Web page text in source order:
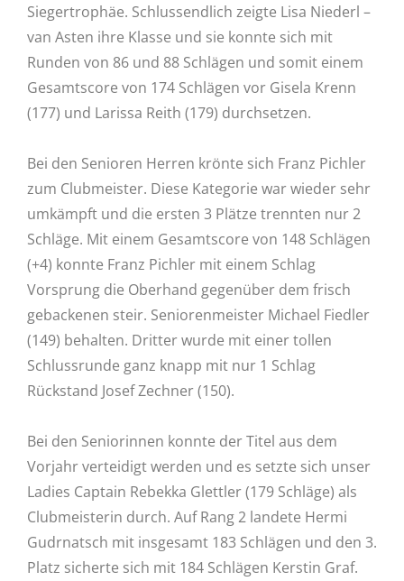
Siegertrophäe. Schlussendlich zeigte Lisa Niederl –
van Asten ihre Klasse und sie konnte sich mit
Runden von 86 und 88 Schlägen und somit einem
Gesamtscore von 174 Schlägen vor Gisela Krenn
(177) und Larissa Reith (179) durchsetzen.
Bei den Senioren Herren krönte sich Franz Pichler
zum Clubmeister. Diese Kategorie war wieder sehr
umkämpft und die ersten 3 Plätze trennten nur 2
Schläge. Mit einem Gesamtscore von 148 Schlägen
(+4) konnte Franz Pichler mit einem Schlag
Vorsprung die Oberhand gegenüber dem frisch
gebackenen steir. Seniorenmeister Michael Fiedler
(149) behalten. Dritter wurde mit einer tollen
Schlussrunde ganz knapp mit nur 1 Schlag
Rückstand Josef Zechner (150).
Bei den Seniorinnen konnte der Titel aus dem
Vorjahr verteidigt werden und es setzte sich unser
Ladies Captain Rebekka Glettler (179 Schläge) als
Clubmeisterin durch. Auf Rang 2 landete Hermi
Gudrnatsch mit insgesamt 183 Schlägen und den 3.
Platz sicherte sich mit 184 Schlägen Kerstin Graf.